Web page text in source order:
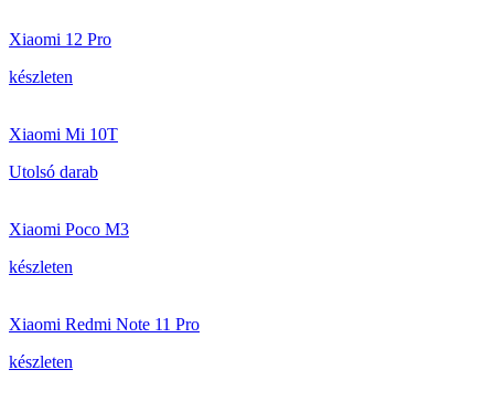
Xiaomi 12 Pro
készleten
Xiaomi Mi 10T
Utolsó darab
Xiaomi Poco M3
készleten
Xiaomi Redmi Note 11 Pro
készleten